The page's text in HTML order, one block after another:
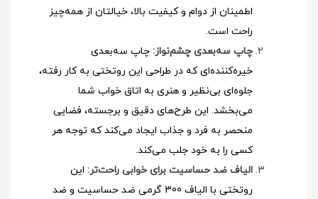
اطمینان از دوام و کیفیت بالا، خیالتان از همه‌چیز
راحت است.
چاپ سه‌بعدی چشم‌نواز: چاپ سه‌بعدی
خیره‌کننده‌ای که در طراحی این روتختی به کار رفته،
جلوه‌ای بی‌نظیر و هنری به اتاق خواب شما
می‌بخشد. این طرح‌های دقیق و برجسته، فضایی
منحصر به فرد و جذاب ایجاد می‌کند که توجه هر
کسی را به خود جلب می‌کند.
الیاف ضد حساسیت برای خوابی راحت‌تر: این
روتختی با الیاف 300 گرمی ضد حساسیت و ضد